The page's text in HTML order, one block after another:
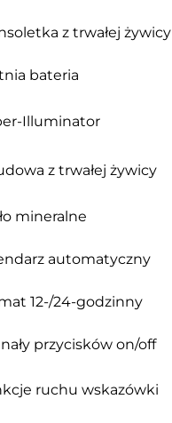
z trwałej żywicy
bateria
Illuminator
z trwałej żywicy
mineralne
automatyczny
12-/24-godzinny
przycisków on/off
ruchu wskazówki